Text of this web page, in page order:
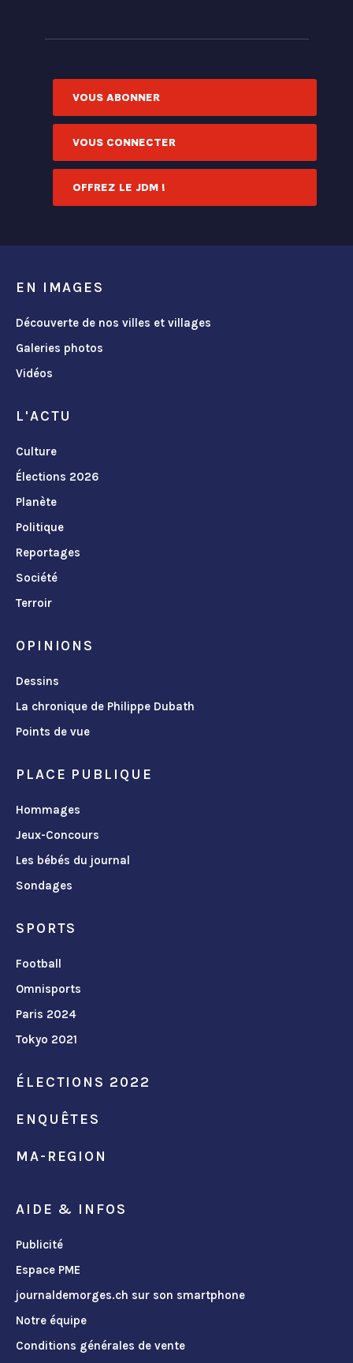
VOUS ABONNER
VOUS CONNECTER
OFFREZ LE JDM !
EN IMAGES
Découverte de nos villes et villages
Galeries photos
Vidéos
L'ACTU
Culture
Élections 2026
Planète
Politique
Reportages
Société
Terroir
OPINIONS
Dessins
La chronique de Philippe Dubath
Points de vue
PLACE PUBLIQUE
Hommages
Jeux-Concours
Les bébés du journal
Sondages
SPORTS
Football
Omnisports
Paris 2024
Tokyo 2021
ÉLECTIONS 2022
ENQUÊTES
MA-REGION
AIDE & INFOS
Publicité
Espace PME
journaldemorges.ch sur son smartphone
Notre équipe
Conditions générales de vente